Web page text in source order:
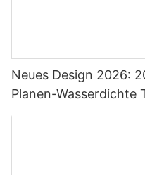
Neues Design 2026:
Planen-Wasserdichte
Trockentasche,